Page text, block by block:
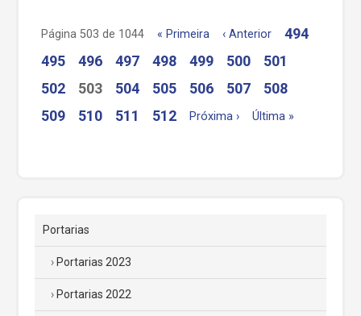
Página 503 de 1044 « Primeira ‹ Anterior
494
495
496 497 498 499 500
501
502
503 504 505 506 507
508
509
510 511 512 Próxima › Última »
Portarias
Portarias 2023
Portarias 2022